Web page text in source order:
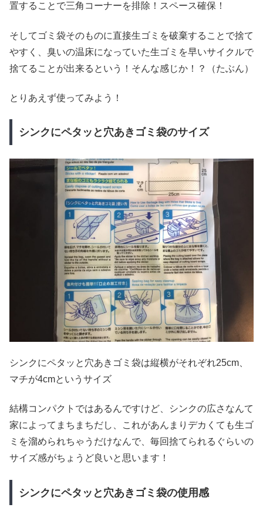
置することで三角コーナーを排除！スペース確保！
そしてゴミ袋そのものに直接生ゴミを破棄することで捨て
やすく、臭いの温床になっていた生ゴミを早いサイクルで
捨てることが出来るという！そんな感じか！？（たぶん）
とりあえず使ってみよう！
シンクにペタッと穴あきゴミ袋のサイズ
シンクにペタッと穴あきゴミ袋は縦横がそれぞれ25cm、
マチが4cmというサイズ
結構コンパクトではあるんですけど、シンクの広さなんて
家によってまちまちだし、これがあんまりデカくても生ゴ
ミを溜められちゃうだけなんで、毎回捨てられるぐらいの
サイズ感がちょうど良いと思います！
シンクにペタッと穴あきゴミ袋の使用感